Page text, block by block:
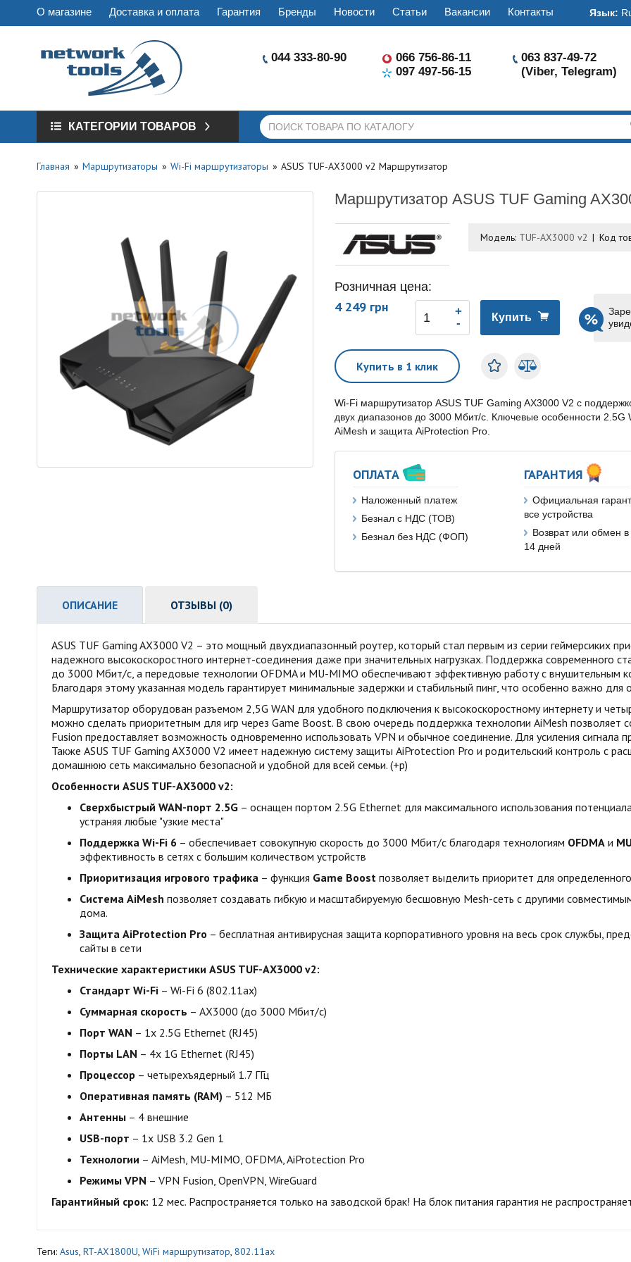
О магазине Доставка и оплата Гарантия Бренды Новости Статьи Вакансии Контакты Язык:
044 333-80-90
066 756-86-11
097 497-56-15
063 837-49-72
(Viber, Telegram)
КАТЕГОРИИ ТОВАРОВ
Главная Маршрутизаторы Wi-Fi маршрутизаторы ASUS TUF-AX3000 v2 Маршрутизатор
Маршрутизатор ASUS TUF Gaming
Модель: TUF-AX3000 v2 Код
Розничная цена:
4 249 грн
Купить
Купить в 1 клик
Wi-Fi маршрутизатор ASUS TUF Gaming AX3000 V2 с
двух диапазонов до 3000 Мбит/с. Ключевые особенности 2.5G
AiMesh и защита AiProtection Pro.
ОПЛАТА
Наложенный платеж
Безнал с НДС (ТОВ)
Безнал без НДС (ФОП)
ГАРАНТИЯ
Официальная
все устройства
Возврат или обмен в
14 дней
ОПИСАНИЕ ОТЗЫВЫ (0)
ASUS TUF Gaming AX3000 V2 – это мощный двухдиапазонный роутер, который стал первым из серии геймерсиких
надежного высокоскоростного интернет-соединения даже при значительных нагрузках. Поддержка современного
до 3000 Мбит/с, а передовые технологии OFDMA и MU-MIMO обеспечивают эффективную работу с внушительным
Благодаря этому указанная модель гарантирует минимальные задержки и стабильный пинг, что особенно важно для
Маршрутизатор оборудован разъемом 2,5G WAN для удобного подключения к высокоскоростному интернету и
можно сделать приоритетным для игр через Game Boost. В свою очередь поддержка технологии AiMesh позволяет
Fusion предоставляет возможность одновременно использовать VPN и обычное соединение. Для усиления сигнала
Также ASUS TUF Gaming AX3000 V2 имеет надежную систему защиты AiProtection Pro и родительский контроль с
домашнюю сеть максимально безопасной и удобной для всей семьи. (+р)
Особенности ASUS TUF-AX3000 v2:
Сверхбыстрый WAN-порт 2.5G – оснащен портом 2.5G Ethernet для максимального использования
устраняя любые "узкие места"
Поддержка Wi-Fi 6 – обеспечивает совокупную скорость до 3000 Мбит/с благодаря технологиям OFDMA и
эффективность в сетях с большим количеством устройств
Приоритизация игрового трафика – функция Game Boost позволяет выделить приоритет для
Система AiMesh позволяет создавать гибкую и масштабируемую бесшовную Mesh-сеть с другими
дома.
Защита AiProtection Pro – бесплатная антивирусная защита корпоративного уровня на весь срок службы,
сайты в сети
Технические характеристики ASUS TUF-AX3000 v2:
Стандарт Wi-Fi – Wi-Fi 6 (802.11ax)
Суммарная скорость – AX3000 (до 3000 Мбит/с)
Порт WAN – 1x 2.5G Ethernet (RJ45)
Порты LAN – 4x 1G Ethernet (RJ45)
Процессор – четырехъядерный 1.7 ГГц
Оперативная память (RAM) – 512 МБ
Антенны – 4 внешние
USB-порт – 1x USB 3.2 Gen 1
Технологии – AiMesh, MU-MIMO, OFDMA, AiProtection Pro
Режимы VPN – VPN Fusion, OpenVPN, WireGuard
Гарантийный срок: 12 мес. Распространяется только на заводской брак! На блок питания гарантия не
Теги: Asus, RT-AX1800U, WiFi маршрутизатор, 802.11ax